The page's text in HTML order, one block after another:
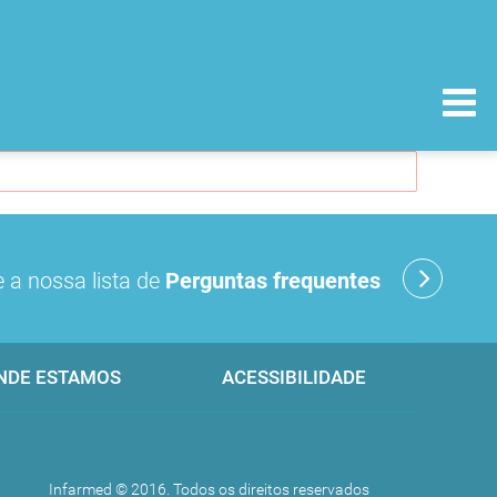
a nossa lista de Perguntas frequentes
ESTAMOS ACESSIBILIDADE
Infarmed © 2016. Todos os direitos reservados